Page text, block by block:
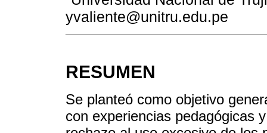
yvaliente@unitru.edu.pe
RESUMEN
Se planteó como objetivo
con experiencias pedagógicas